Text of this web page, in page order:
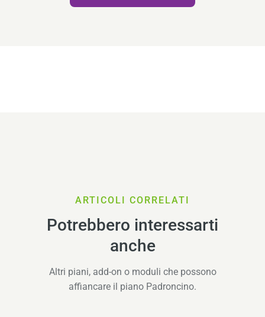
ARTICOLI CORRELATI
Potrebbero interessarti
anche
Altri piani, add-on o moduli che possono
affiancare il piano Padroncino.